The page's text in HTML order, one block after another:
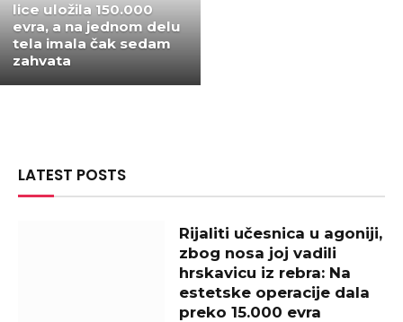
lice uložila 150.000
evra, a na jednom delu
tela imala čak sedam
zahvata
LATEST POSTS
Rijaliti učesnica u agoniji,
zbog nosa joj vadili
hrskavicu iz rebra: Na
estetske operacije dala
preko 15.000 evra